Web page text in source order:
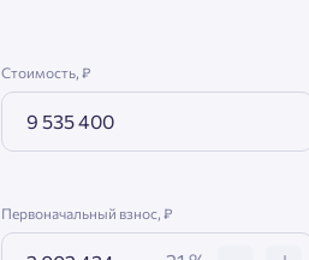
Стоимость, ₽
Первоначальный взнос, ₽